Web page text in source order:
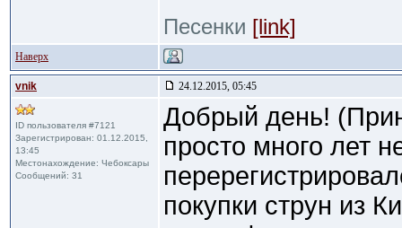
Песенки [link]
Наверх
vnik 24.12.2015, 05:45
ID пользователя #7121
Зарегистрирован: 01.12.2015,
13:45
Местонахождение: Чебоксары
Сообщений: 31
Добрый день!
просто много лет
покупки струн из